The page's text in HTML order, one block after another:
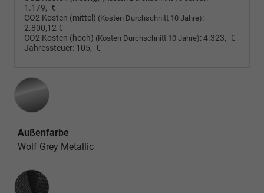
1.179,- €
CO2 Kosten (mittel) (Kosten Durchschnitt 10 Jahre):
2.800,12 €
CO2 Kosten (hoch) (Kosten Durchschnitt 10 Jahre):4.323,- €
Jahressteuer: 105,- €
Außenfarbe
Wolf Grey Metallic
Innenausstattung